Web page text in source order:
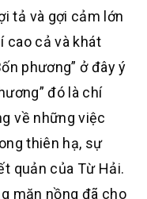
tả và gợi cảm lớn
cao cả và khát
phương” ở đây ý
đó là chí
về những việc
thiên hạ, sự
quản của Từ Hải.
mặn nồng đã cho